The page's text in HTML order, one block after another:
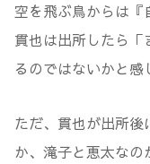
空を飛ぶ鳥からは『
貫也は出所したら
るのではないかと感
ただ、貫也が出所後
か、滝子と恵太な